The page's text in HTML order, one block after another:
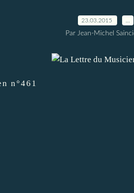
23.03.2015
Par Jean-Michel
n°461